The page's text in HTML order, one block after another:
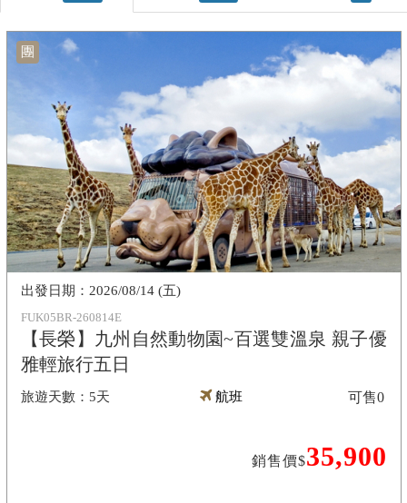
團
FUK05BR-260814E
【長榮】九州自然動物園~百選雙溫泉 親子優
雅輕旅行五日
5天
2026/08/14 (五)
航班
銷售價$35,900
可售0